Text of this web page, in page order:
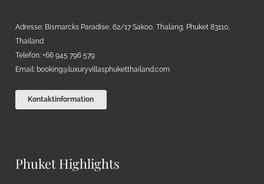
Adresse: Bismarcks Paradise, 62/17 Sakoo, Thalang, Phuket 83110,
Thailand
Telefon: +66 945 796 579
Email: booking@luxuryvillasphuketthailand.com
Kontaktinformation
Phuket Highlights